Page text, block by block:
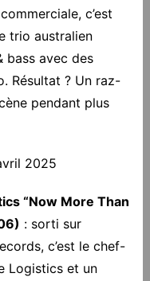
c’est
trio australien
bass avec des
Résultat ? Un raz-
pendant plus
2025
“Now More Than
: sorti sur
c’est le chef-
Logistics et un